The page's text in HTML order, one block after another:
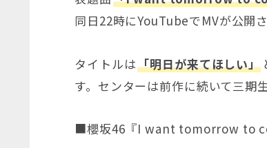
同日22時にYouTubeでMVが公開さ
タイトルは「明日が来てほしい」
す。センターは前作に続いて三期
■櫻坂46『I want tomorrow to